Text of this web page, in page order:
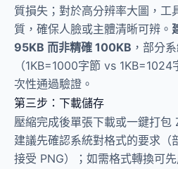
質損失；對於高分辨率大圖，工
質，確保人臉或主體清晰可辨。
95KB 而非精確 100KB ，部分
（1KB=1000字節 vs
次性通過驗證。
第三步：下載儲存
壓縮完成後單張下載或一鍵打包
建議先確認系統對格式的要求（
接受 PNG）；如需格式轉換可先